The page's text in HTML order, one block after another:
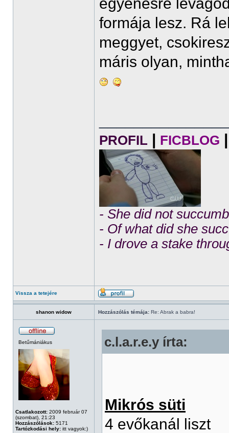
formája lesz. Rá
meggyet,
máris olyan,
PROFIL | FICBLOG |
- She did not
- Of what did she
- I drove a stake
Vissza a tetejére
shanon widow Hozzászólás témája: Re: Abrak a babra!
Betűmániákus
Csatlakozott: 2009 február 07
(szombat), 21:23
Hozzászólások: 5171
Tartózkodási hely: itt vagyok:)
c.l.a.r.e.y írta:
Mikrós süti
4 evőkanál liszt